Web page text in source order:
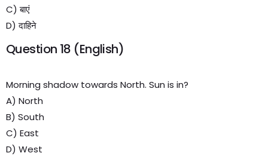
C) बाएं
D) दाहिने
Question 18 (English)
Morning shadow towards North. Sun is in?
A) North
B) South
C) East
D) West